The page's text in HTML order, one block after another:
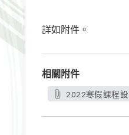
詳如附件。
相關附件
2022寒假課程